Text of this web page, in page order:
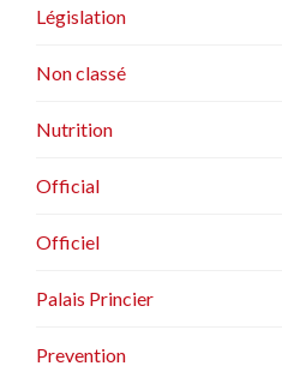
Législation
Non classé
Nutrition
Official
Officiel
Palais Princier
Prevention